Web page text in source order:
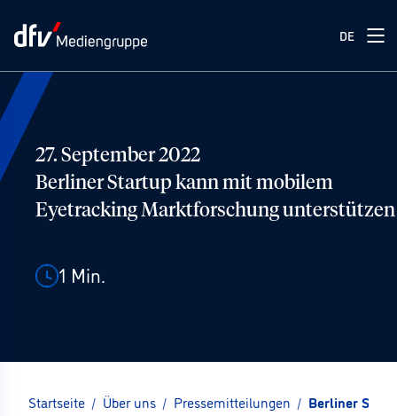
DE
27. September 2022
Berliner Startup kann mit mobilem
Eyetracking Marktforschung unterstützen
1 Min.
Startseite / Über uns / Pressemitteilungen / Berliner